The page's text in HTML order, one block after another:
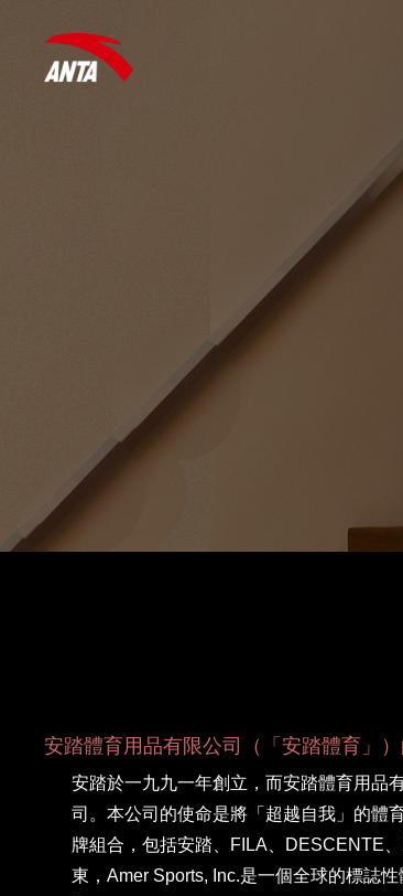
安踏體育用品有限公司（「安踏體育」
安踏於一九九一年創立，而安踏體育用品
司。本公司的使命是將「超越自我」的體
牌組合，包括安踏、FILA、DESCENTE
東，Amer Sports, Inc.是一個全球的標誌